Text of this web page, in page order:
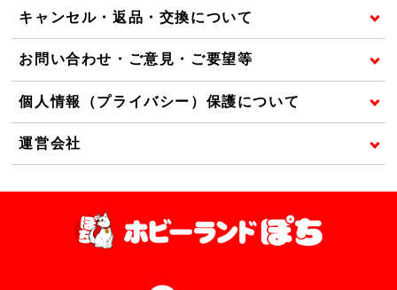
キャンセル・返品・交換について
お問い合わせ・ご意見・ご要望等
個人情報（プライバシー）保護について
運営会社